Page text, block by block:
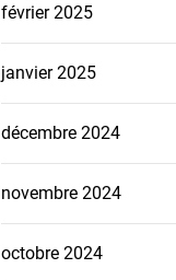
février 2025
janvier 2025
décembre 2024
novembre 2024
octobre 2024